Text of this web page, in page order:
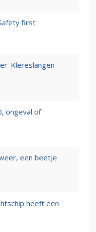
first
Klereslangen
ongeval of
een beetje
heeft een